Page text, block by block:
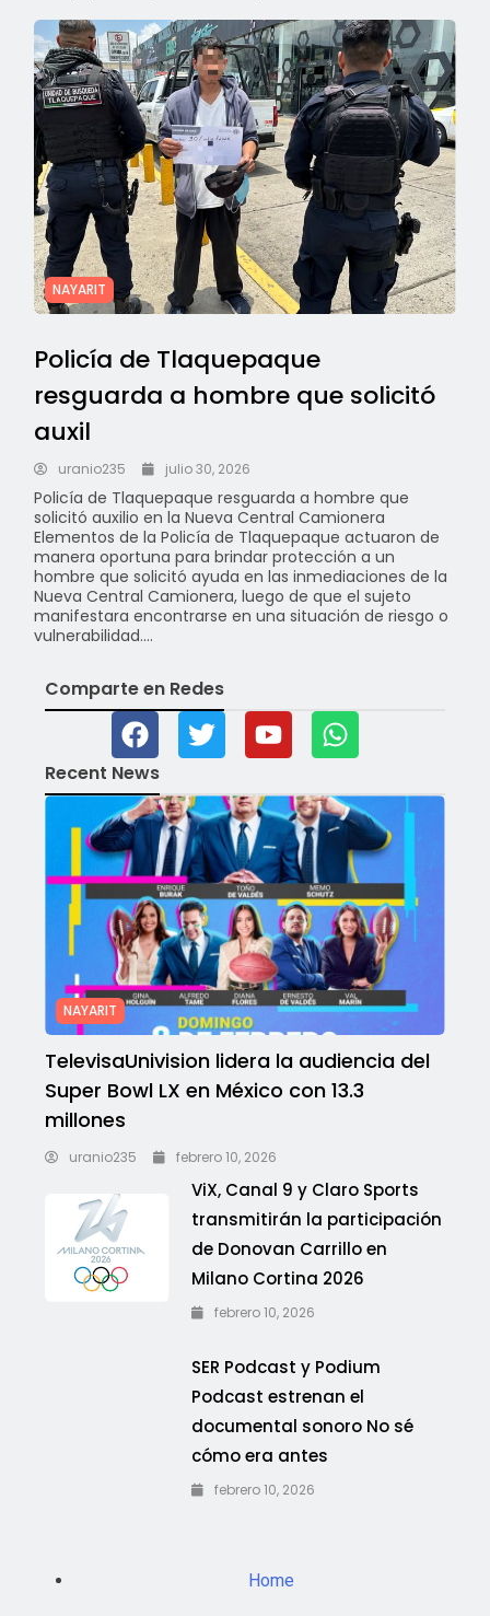
NAYARIT
Policía de Tlaquepaque
resguarda a hombre que solicitó
auxil
uranio235 julio 30, 2026
Policía de Tlaquepaque resguarda a hombre que
solicitó auxilio en la Nueva Central Camionera
Elementos de la Policía de Tlaquepaque actuaron de
manera oportuna para brindar protección a un
hombre que solicitó ayuda en las inmediaciones de la
Nueva Central Camionera, luego de que el sujeto
manifestara encontrarse en una situación de riesgo o
vulnerabilidad....
Comparte en Redes
Recent News
NAYARIT
TelevisaUnivision lidera la audiencia del
Super Bowl LX en México con 13.3
millones
uranio235 febrero 10, 2026
ViX, Canal 9 y Claro Sports
transmitirán la participación
de Donovan Carrillo en
Milano Cortina 2026
febrero 10, 2026
SER Podcast y Podium
Podcast estrenan el
documental sonoro No sé
cómo era antes
febrero 10, 2026
Home